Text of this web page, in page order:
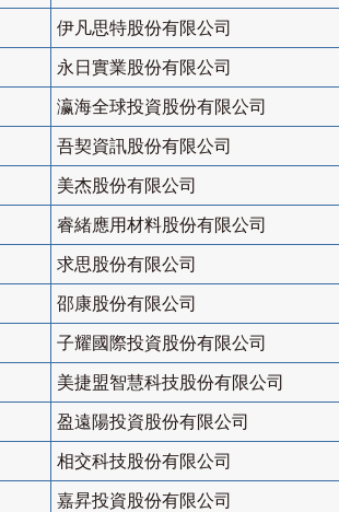
伊凡思特股份有限公司
永日實業股份有限公司
瀛海全球投資股份有限公司
吾契資訊股份有限公司
美杰股份有限公司
睿緒應用材料股份有限公司
求思股份有限公司
邵康股份有限公司
子耀國際投資股份有限公司
美捷盟智慧科技股份有限公司
盈遠陽投資股份有限公司
相交科技股份有限公司
嘉昇投資股份有限公司